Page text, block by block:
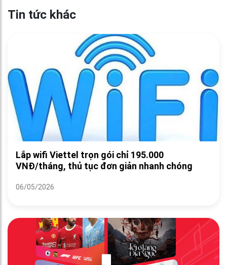
Tin tức khác
Lắp wifi Viettel trọn gói chỉ 195.000
VNĐ/tháng, thủ tục đơn giản nhanh chóng
06/05/2026